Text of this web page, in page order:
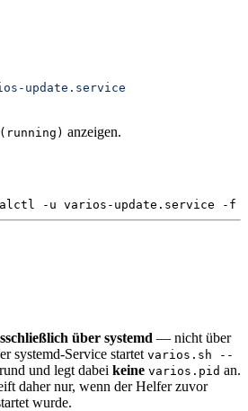
update.service
anzeigen.
-u varios-update.service -f
über systemd — nicht über
systemd-Service startet varios.sh --
und legt dabei keine varios.pid an.
daher nur, wenn der Helfer zuvor
wurde.